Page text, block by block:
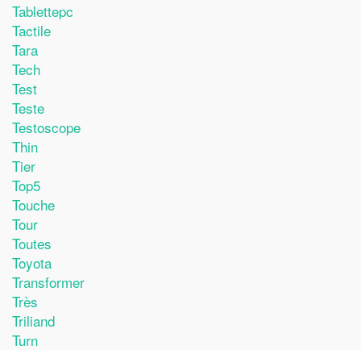
Tablettepc
Tactile
Tara
Tech
Test
Teste
Testoscope
Thin
Tier
Top5
Touche
Tour
Toutes
Toyota
Transformer
Très
Triliand
Turn